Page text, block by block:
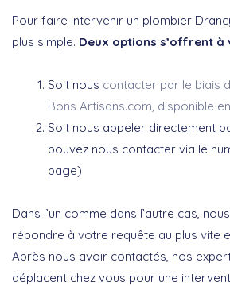
Pour faire intervenir un plombier
plus simple. Deux options s’offrent à
Soit nous contacter par le biais
Bons Artisans.com, disponible
Soit nous appeler directement
pouvez nous contacter via le
page)
Dans l’un comme dans l’autre cas,
répondre à votre requête au plus vite
Après nous avoir contactés, nos
déplacent chez vous pour une